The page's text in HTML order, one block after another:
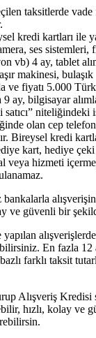
taksitlerde
kredi kartları ile
ses sistemleri,
vb) 4 ay, tablet
makinesi,
ve fiyatı 5.000
9 ay, bilgisayar
niteliğindeki
olan cep
Bireysel kredi
kart, hediye
veya hizmeti
ve güvenli bir
En fazla 12
farklı taksit
Alışveriş Kredisi
hızlı, kolay ve